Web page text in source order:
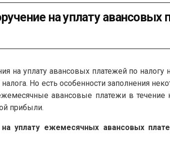
на уплату авансовых
на уплату авансовых платежей по
Но есть особенности заполнения
авансовые платежи в течение
прибыли.
уплату ежемесячных авансовых